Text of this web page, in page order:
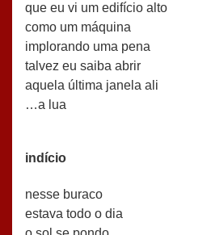
que eu vi um edifício alto
como um máquina
implorando uma pena
talvez eu saiba abrir
aquela última janela ali
…a lua
indício
nesse buraco
estava todo o dia